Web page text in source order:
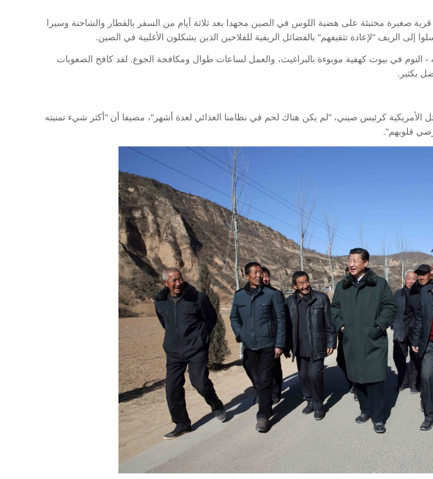
صغيرة مختبئة على هضبة اللوس في الصين مجهدا بعد ثلاثة أيام من السفر بالقطار والشاحنة وسيرا
إلى الريف "لإعادة تثقيفهم" بالفضائل الريفية للفلاحين الذين يشكلون الأغلبية في الصين.
- النوم في بيوت كهفية موبوءة بالبراغيث، والعمل لساعات طوال ومكافحة الجوع. لقد كافح الصعوبات
بكثير.
الأمريكية كرئيس صيني، "لم يكن هناك لحم في نظامنا الغذائي لعدة أشهر"، مضيفا أن "أكثر شيء تمنيته
قلوبهم".